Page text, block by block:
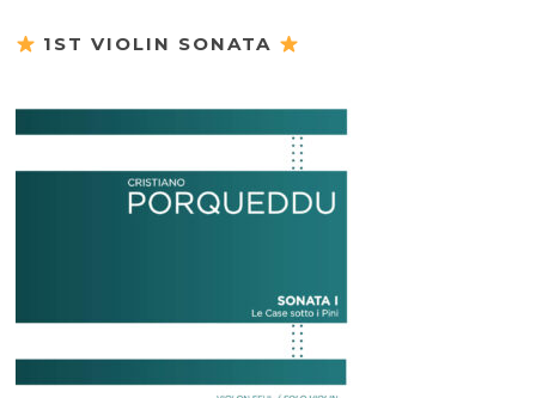
1ST VIOLIN SONATA